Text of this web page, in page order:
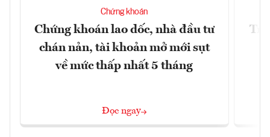
Chứng khoán
Chứng khoán lao dốc, nhà đầu tư
chán nản, tài khoản mở mới sụt
về mức thấp nhất 5 tháng
Đọc ngay
Trụ